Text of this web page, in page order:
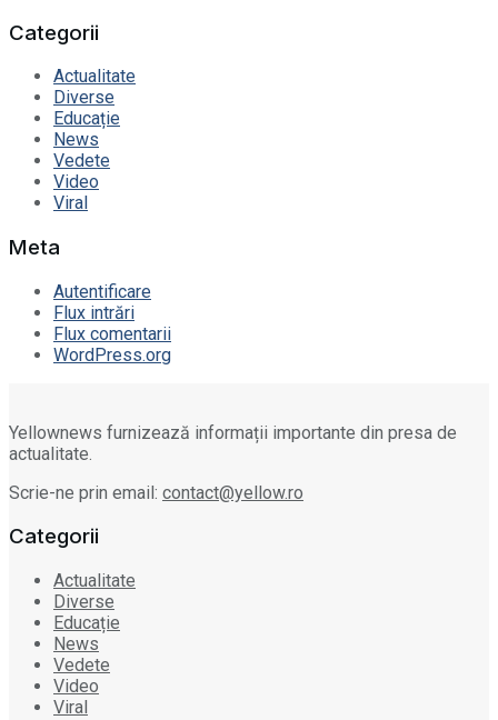
Categorii
Actualitate
Diverse
Educație
News
Vedete
Video
Viral
Meta
Autentificare
Flux intrări
Flux comentarii
WordPress.org
Yellownews furnizează informații importante din presa de
actualitate.
Scrie-ne prin email: contact@yellow.ro
Categorii
Actualitate
Diverse
Educație
News
Vedete
Video
Viral